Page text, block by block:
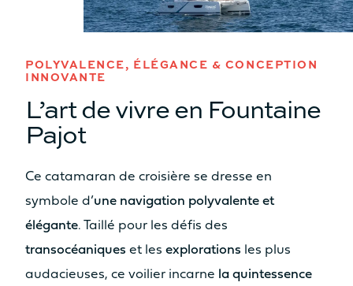
POLYVALENCE, ÉLÉGANCE & CONCEPTION
INNOVANTE
L’art de vivre en Fountaine
Pajot
Ce catamaran de croisière se dresse en
symbole d’une navigation polyvalente et
élégante. Taillé pour les défis des
transocéaniques et les explorations les plus
audacieuses, ce voilier incarne la quintessence
Non
Non
Non
Oui
Non
SURFACE HABITABLE ESPACE
COCKPIT AVANT / SUNPAD
8.7m²
Bain de soleil
Oui
Table
9.2m²
Bain de soleil
Oui
Table